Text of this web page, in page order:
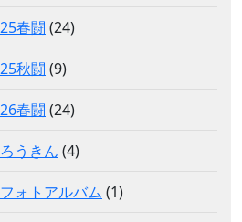
25春闘 (24)
25秋闘 (9)
26春闘 (24)
ろうきん (4)
フォトアルバム (1)